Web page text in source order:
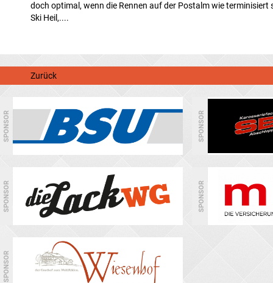
doch optimal, wenn die Rennen auf der Postalm wie
Ski Heil,....
Zurück
SPONSOR SPONSOR
SPONSOR SPONSOR
SPONSOR